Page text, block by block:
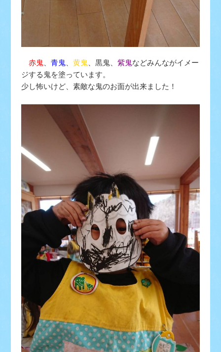
赤鬼、 青鬼、 黄鬼、黒鬼、 紫鬼などみんながイメー
ジする鬼を塗っています。
少し怖いけど、素敵な鬼のお面が出来ました！